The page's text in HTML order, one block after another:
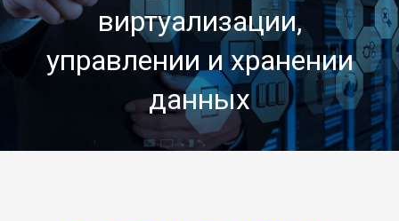
виртуализации,
управлении и хранении
данных